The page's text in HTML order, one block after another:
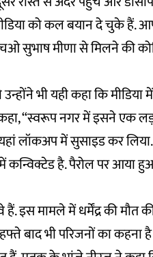
को कल बयान दे चुके हैं.
मीणा से मिलने की
भी यही कहा कि
“स्वरूप नगर में इसने एक
लॉकअप में सुसाइड कर
में कन्विक्टेड है. पैरोल पर आया
मामले में धर्मेंद्र की मौत
भी परिजनों का कहना है